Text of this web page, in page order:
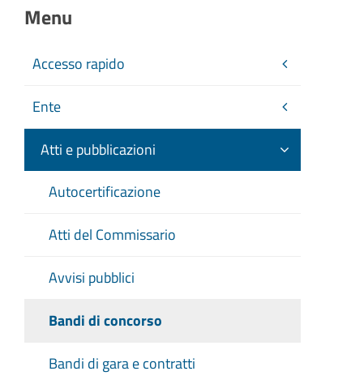
Menu
Accesso rapido
Ente
Atti e pubblicazioni
Autocertificazione
Atti del Commissario
Avvisi pubblici
Bandi di concorso
Bandi di gara e contratti